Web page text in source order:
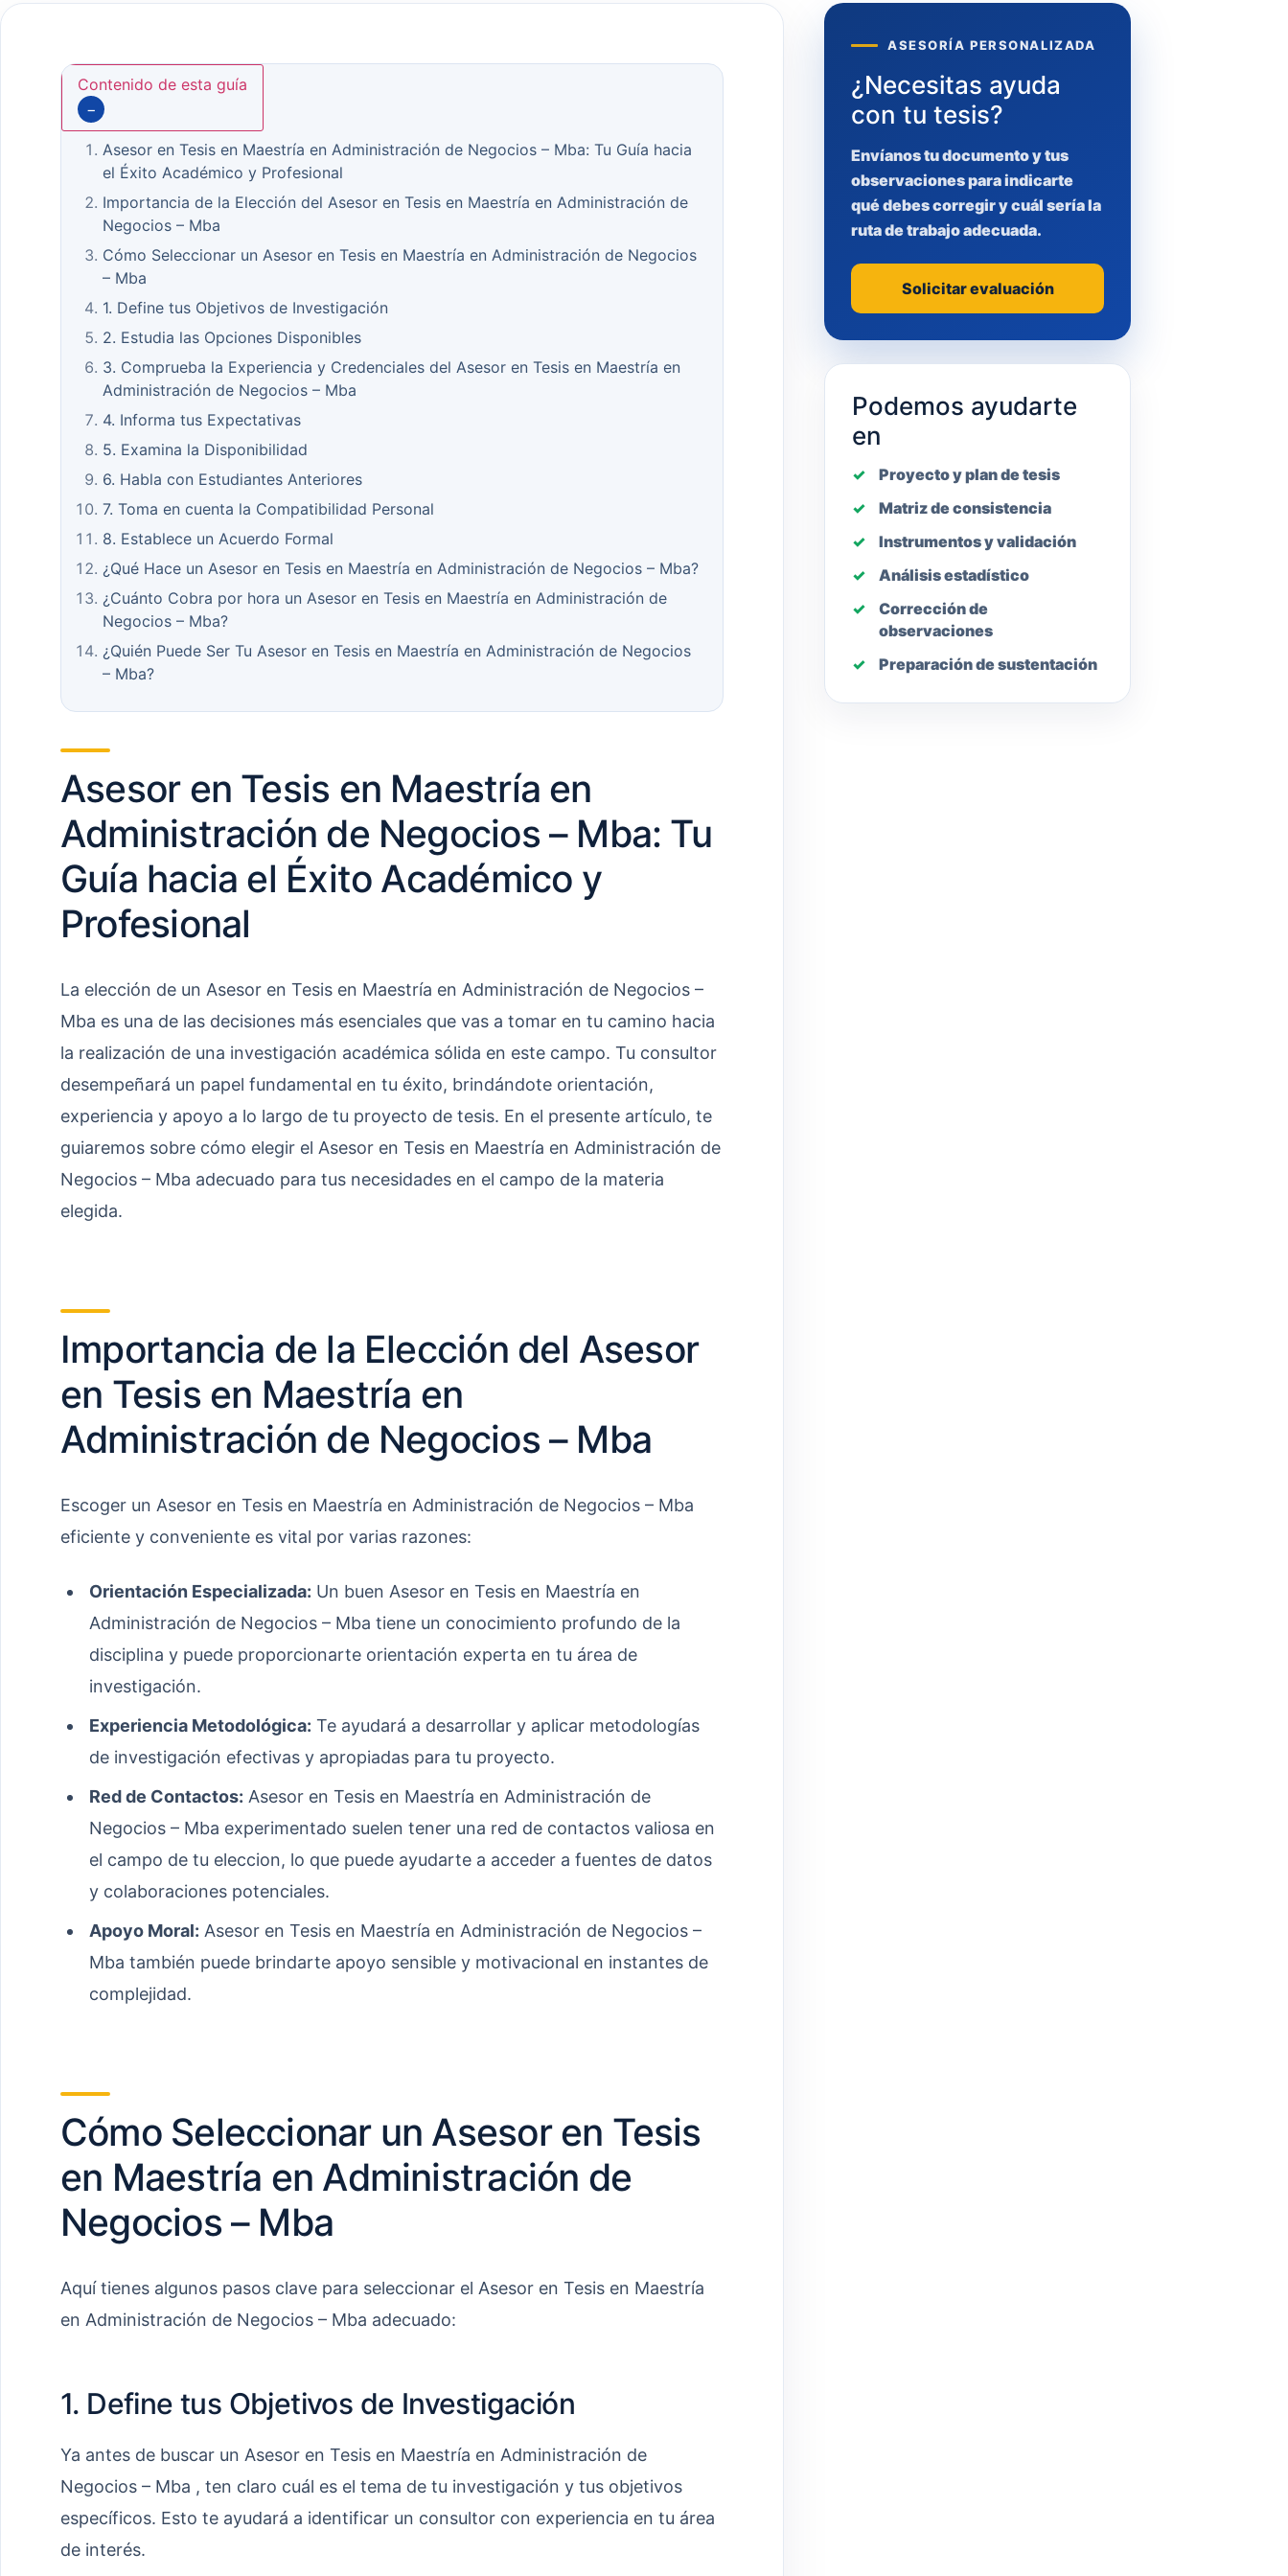
Contenido de esta guía
−
Asesor en Tesis en Maestría en Administración de Negocios – Mba: Tu Guía hacia
el Éxito Académico y Profesional
Importancia de la Elección del Asesor en Tesis en Maestría en Administración de
Negocios – Mba
Cómo Seleccionar un Asesor en Tesis en Maestría en Administración de Negocios
– Mba
1. Define tus Objetivos de Investigación
2. Estudia las Opciones Disponibles
3. Comprueba la Experiencia y Credenciales del Asesor en Tesis en Maestría en
Administración de Negocios – Mba
4. Informa tus Expectativas
5. Examina la Disponibilidad
6. Habla con Estudiantes Anteriores
7. Toma en cuenta la Compatibilidad Personal
8. Establece un Acuerdo Formal
¿Qué Hace un Asesor en Tesis en Maestría en Administración de Negocios – Mba?
¿Cuánto Cobra por hora un Asesor en Tesis en Maestría en Administración de
Negocios – Mba?
¿Quién Puede Ser Tu Asesor en Tesis en Maestría en Administración de Negocios
– Mba?
Asesor en Tesis en Maestría en
Administración de Negocios – Mba: Tu
Guía hacia el Éxito Académico y
Profesional
La elección de un Asesor en Tesis en Maestría en Administración de Negocios –
Mba es una de las decisiones más esenciales que vas a tomar en tu camino hacia
la realización de una investigación académica sólida en este campo. Tu consultor
desempeñará un papel fundamental en tu éxito, brindándote orientación,
experiencia y apoyo a lo largo de tu proyecto de tesis. En el presente artículo, te
guiaremos sobre cómo elegir el Asesor en Tesis en Maestría en Administración de
Negocios – Mba adecuado para tus necesidades en el campo de la materia
elegida.
Importancia de la Elección del Asesor
en Tesis en Maestría en
Administración de Negocios – Mba
Escoger un Asesor en Tesis en Maestría en Administración de Negocios – Mba
eficiente y conveniente es vital por varias razones:
Orientación Especializada: Un buen Asesor en Tesis en Maestría en
Administración de Negocios – Mba tiene un conocimiento profundo de la
disciplina y puede proporcionarte orientación experta en tu área de
investigación.
Experiencia Metodológica: Te ayudará a desarrollar y aplicar metodologías
de investigación efectivas y apropiadas para tu proyecto.
Red de Contactos: Asesor en Tesis en Maestría en Administración de
Negocios – Mba experimentado suelen tener una red de contactos valiosa en
el campo de tu eleccion, lo que puede ayudarte a acceder a fuentes de datos
y colaboraciones potenciales.
Apoyo Moral: Asesor en Tesis en Maestría en Administración de Negocios –
Mba también puede brindarte apoyo sensible y motivacional en instantes de
complejidad.
Cómo Seleccionar un Asesor en Tesis
en Maestría en Administración de
Negocios – Mba
Aquí tienes algunos pasos clave para seleccionar el Asesor en Tesis en Maestría
en Administración de Negocios – Mba adecuado:
1. Define tus Objetivos de Investigación
Ya antes de buscar un Asesor en Tesis en Maestría en Administración de
Negocios – Mba , ten claro cuál es el tema de tu investigación y tus objetivos
específicos. Esto te ayudará a identificar un consultor con experiencia en tu área
de interés.
ASESORÍA PERSONALIZADA
¿Necesitas ayuda
con tu tesis?
Envíanos tu documento y tus
observaciones para indicarte
qué debes corregir y cuál sería la
ruta de trabajo adecuada.
Solicitar evaluación
Podemos ayudarte
en
Proyecto y plan de tesis
Matriz de consistencia
Instrumentos y validación
Análisis estadístico
Corrección de
observaciones
Preparación de sustentación